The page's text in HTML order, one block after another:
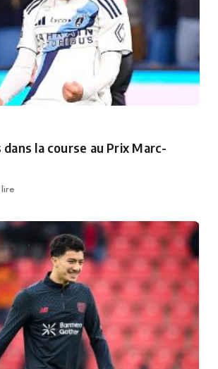
dans la course au Prix Marc-